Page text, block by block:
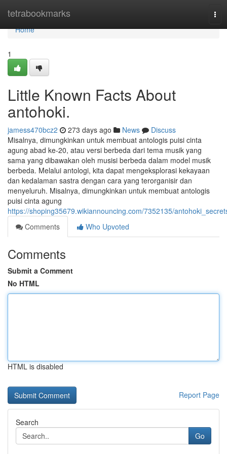
tetrabookmarks
Home
Home
1
Little Known Facts About
antohoki.
jamess470bcz2 273 days ago News
Discuss
Misalnya, dimungkinkan untuk membuat antologis puisi cinta
agung abad ke-20, atau versi berbeda dari tema musik yang
sama yang dibawakan oleh musisi berbeda dalam model musik
berbeda. Melalui antologi, kita dapat mengeksplorasi kekayaan
dan kedalaman sastra dengan cara yang terorganisir dan
menyeluruh. Misalnya, dimungkinkan untuk membuat antologis
puisi cinta agung
https://shoping35679.wikiannouncing.com/7352135/
Comments
Who Upvoted
Comments
Submit a Comment
No HTML
HTML is disabled
Report Page
Search
Go